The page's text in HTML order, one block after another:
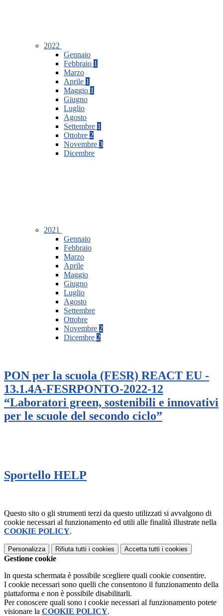
2022
Gennaio
Febbraio 1
Marzo
Aprile 1
Maggio 1
Giugno
Luglio
Agosto
Settembre 1
Ottobre 2
Novembre 3
Dicembre
2021
Gennaio
Febbraio
Marzo
Aprile
Maggio
Giugno
Luglio
Agosto
Settembre
Ottobre
Novembre 2
Dicembre 2
PON per la scuola (FESR) REACT EU -
13.1.4A-FESRPONTO-2022-12
“Laboratori green, sostenibili e innovativi
per le scuole del secondo ciclo”
Sportello HELP
Questo sito o gli strumenti terzi da questo utilizzati si avvalgono di
cookie necessari al funzionamento ed utili alle finalità illustrate nella
COOKIE POLICY.
Personalizza Rifiuta tutti i cookies Accetta tutti i cookies
Gestione cookie
In questa schermata è possibile scegliere quali cookie consentire.
I cookie necessari sono quelli che consentono il funzionamento della
piattaforma e non è possibile disabilitarli.
Per conoscere quali sono i cookie necessari al funzionamento potete
visionare la COOKIE POLICY.